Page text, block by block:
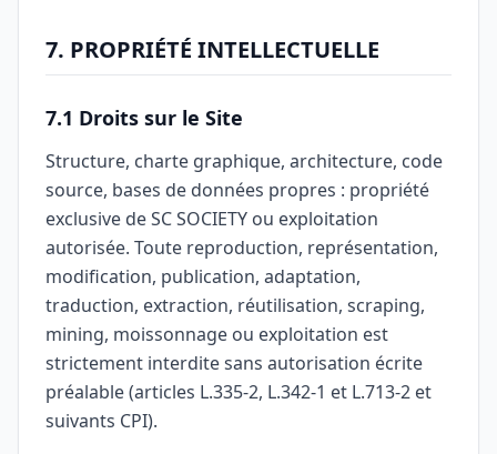
7. PROPRIÉTÉ INTELLECTUELLE
7.1 Droits sur le Site
Structure, charte graphique, architecture, code
source, bases de données propres : propriété
exclusive de SC SOCIETY ou exploitation
autorisée. Toute reproduction, représentation,
modification, publication, adaptation,
traduction, extraction, réutilisation, scraping,
mining, moissonnage ou exploitation est
strictement interdite sans autorisation écrite
préalable (articles L.335-2, L.342-1 et L.713-2 et
suivants CPI).